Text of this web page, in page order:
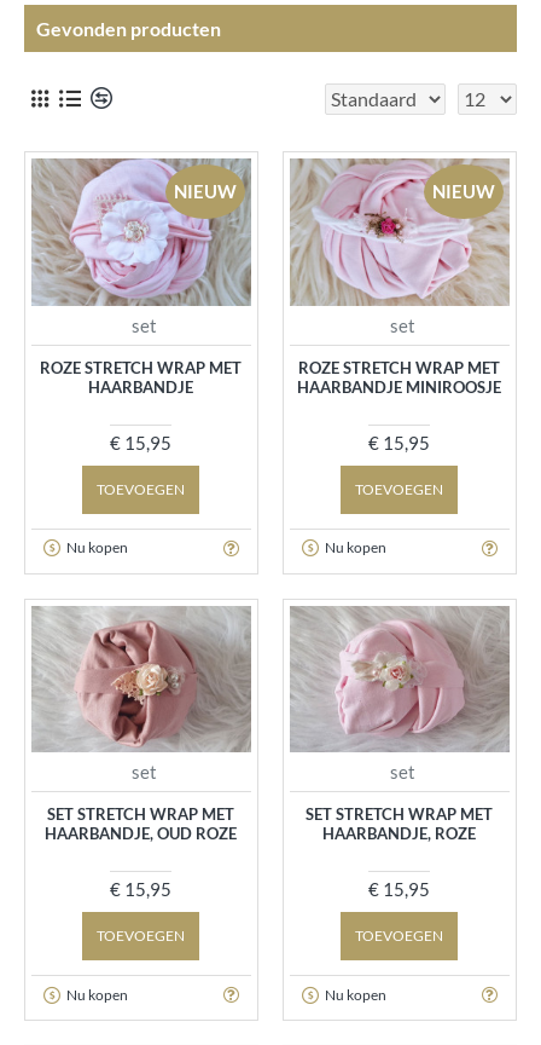
Gevonden producten
NIEUW
set
ROZE STRETCH WRAP MET
HAARBANDJE
€ 15,95
TOEVOEGEN
Nu kopen
NIEUW
set
ROZE STRETCH WRAP MET
HAARBANDJE MINIROOSJE
€ 15,95
TOEVOEGEN
Nu kopen
set
SET STRETCH WRAP MET
HAARBANDJE, OUD ROZE
€ 15,95
TOEVOEGEN
Nu kopen
set
SET STRETCH WRAP MET
HAARBANDJE, ROZE
€ 15,95
TOEVOEGEN
Nu kopen